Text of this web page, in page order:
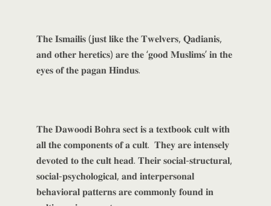
𝐓𝐡𝐞 𝐈𝐬𝐦𝐚𝐢𝐥𝐢𝐬 (𝐣𝐮𝐬𝐭 𝐥𝐢𝐤𝐞 𝐭𝐡𝐞 𝐓𝐰𝐞𝐥𝐯𝐞𝐫𝐬, 𝐐𝐚𝐝𝐢𝐚𝐧𝐢𝐬,
𝐚𝐧𝐝 𝐨𝐭𝐡𝐞𝐫 𝐡𝐞𝐫𝐞𝐭𝐢𝐜𝐬) 𝐚𝐫𝐞 𝐭𝐡𝐞 ‘𝐠𝐨𝐨𝐝 𝐌𝐮𝐬𝐥𝐢𝐦𝐬’ 𝐢𝐧 𝐭𝐡𝐞
𝐞𝐲𝐞𝐬 𝐨𝐟 𝐭𝐡𝐞 𝐩𝐚𝐠𝐚𝐧 𝐇𝐢𝐧𝐝𝐮𝐬.
𝐓𝐡𝐞 𝐃𝐚𝐰𝐨𝐨𝐝𝐢 𝐁𝐨𝐡𝐫𝐚 𝐬𝐞𝐜𝐭 𝐢𝐬 𝐚 𝐭𝐞𝐱𝐭𝐛𝐨𝐨𝐤 𝐜𝐮𝐥𝐭 𝐰𝐢𝐭𝐡
𝐚𝐥𝐥 𝐭𝐡𝐞 𝐜𝐨𝐦𝐩𝐨𝐧𝐞𝐧𝐭𝐬 𝐨𝐟 𝐚 𝐜𝐮𝐥𝐭. 𝐓𝐡𝐞𝐲 𝐚𝐫𝐞 𝐢𝐧𝐭𝐞𝐧𝐬𝐞𝐥𝐲
𝐝𝐞𝐯𝐨𝐭𝐞𝐝 𝐭𝐨 𝐭𝐡𝐞 𝐜𝐮𝐥𝐭 𝐡𝐞𝐚𝐝. 𝐓𝐡𝐞𝐢𝐫 𝐬𝐨𝐜𝐢𝐚𝐥-𝐬𝐭𝐫𝐮𝐜𝐭𝐮𝐫𝐚𝐥,
𝐬𝐨𝐜𝐢𝐚𝐥-𝐩𝐬𝐲𝐜𝐡𝐨𝐥𝐨𝐠𝐢𝐜𝐚𝐥, 𝐚𝐧𝐝 𝐢𝐧𝐭𝐞𝐫𝐩𝐞𝐫𝐬𝐨𝐧𝐚𝐥
𝐛𝐞𝐡𝐚𝐯𝐢𝐨𝐫𝐚𝐥 𝐩𝐚𝐭𝐭𝐞𝐫𝐧𝐬 𝐚𝐫𝐞 𝐜𝐨𝐦𝐦𝐨𝐧𝐥𝐲 𝐟𝐨𝐮𝐧𝐝 𝐢𝐧